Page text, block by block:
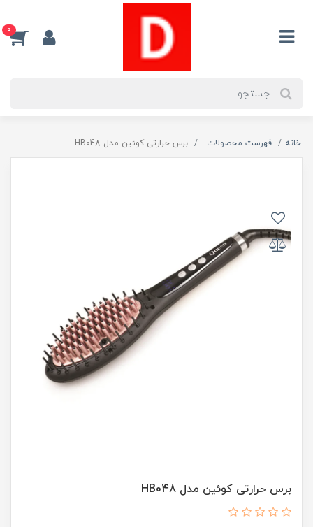
0
خانه فهرست محصولات برس حرارتی کوئین مدل HB048
برس حرارتی کوئین مدل HB048